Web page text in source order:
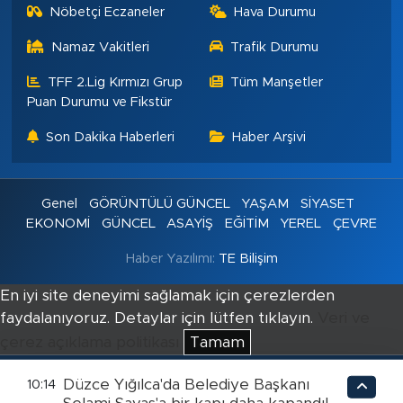
Nöbetçi Eczaneler Hava Durumu
Namaz Vakitleri Trafik Durumu
TFF 2.Lig Kırmızı Grup
Puan Durumu ve Fikstür
Tüm Manşetler
Son Dakika Haberleri Haber Arşivi
Genel GÖRÜNTÜLÜ GÜNCEL YAŞAM
SİYASET
EKONOMİ
GÜNCEL ASAYİŞ EĞİTİM YEREL ÇEVRE
Haber Yazılımı: TE Bilişim
En iyi site deneyimi sağlamak için çerezlerden
faydalanıyoruz. Detaylar için lütfen tıklayın.
Tamam
10:14
Düzce Yığılca'da Belediye Başkanı